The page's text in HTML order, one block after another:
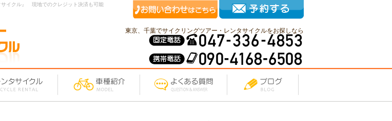
サイクル』 現地でのクレジット決済も可能
東京、千葉でサイクリングツアー・レンタサイクルをお探しなら